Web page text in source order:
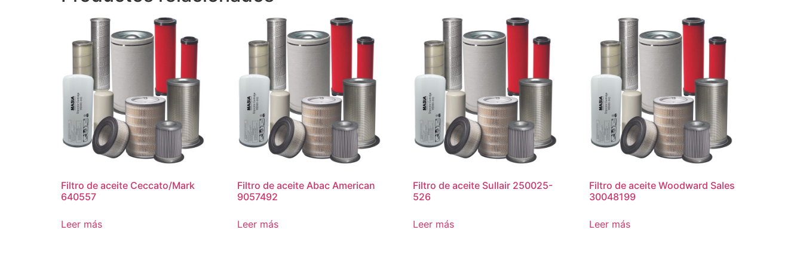
Filtro de aceite Ceccato/Mark
640557
Leer más
Filtro de aceite Abac American
9057492
Leer más
Filtro de aceite Sullair 250025-
526
Leer más
Filtro de aceite Woodward Sales
30048199
Leer más